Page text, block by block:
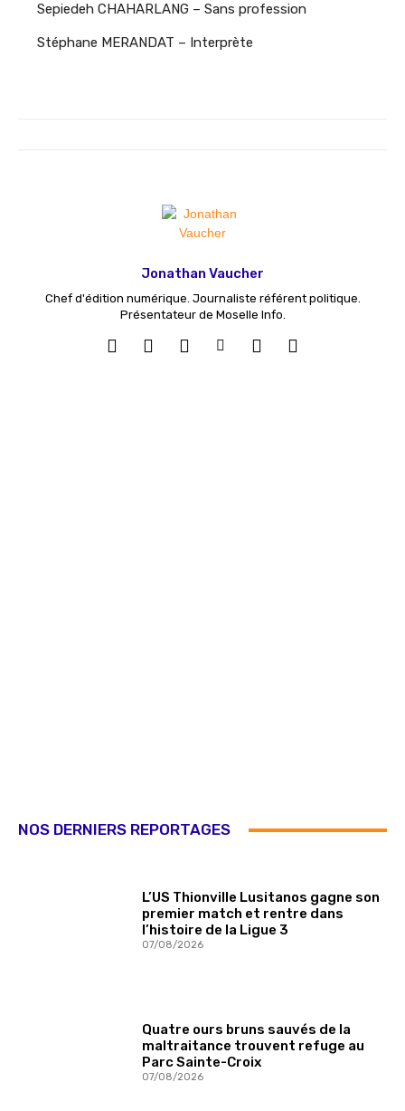
Sepiedeh CHAHARLANG – Sans profession
Stéphane MERANDAT – Interprète
Jonathan Vaucher
Chef d'édition numérique. Journaliste référent politique.
Présentateur de Moselle Info.
NOS DERNIERS REPORTAGES
L’US Thionville Lusitanos gagne son
premier match et rentre dans
l’histoire de la Ligue 3
07/08/2026
Quatre ours bruns sauvés de la
maltraitance trouvent refuge au
Parc Sainte-Croix
07/08/2026